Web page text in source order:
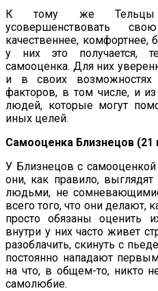
К тому же Тельцы
усовершенствовать
качественнее, комфортнее,
у них это получается,
самооценка. Для них
и в своих возможностях
факторов, в том числе, и
людей, которые могут
иных целей.
Самооценка Близнецов (21
У Близнецов с
они, как правило,
людьми, не
всего того, что они делают,
просто обязаны оценить
внутри у них часто живет
разоблачить, скинуть с
постоянно нападают
на что, в общем-то, никто
самолюбие.